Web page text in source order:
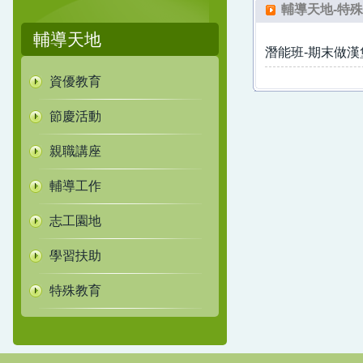
輔導天地
資優教育
節慶活動
親職講座
輔導工作
志工園地
學習扶助
特殊教育
輔導天地-特
潛能班-期末做漢